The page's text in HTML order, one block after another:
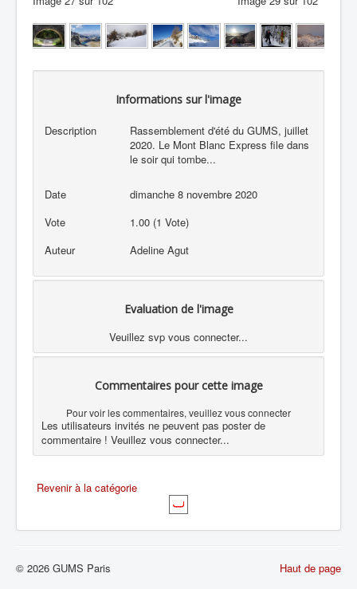
Informations sur l'image
Description
Rassemblement d'été du GUMS, juillet
2020. Le Mont Blanc Express file dans
le soir qui tombe...
Date
dimanche 8 novembre 2020
Vote
1.00 (1 Vote)
Auteur
Adeline Agut
Evaluation de l'image
Veuillez svp vous connecter...
Commentaires pour cette image
Pour voir les commentaires, veuillez vous connecter
Les utilisateurs invités ne peuvent pas poster de
commentaire ! Veuillez vous connecter...
Revenir à la catégorie
Haut de page
© 2026 GUMS Paris